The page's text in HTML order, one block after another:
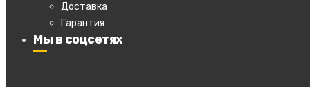
Доставка
Гарантия
Мы в соцсетях